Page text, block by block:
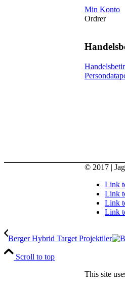
Min Konto
Ordrer
© 2017 |
Link
Link
Link
Link
Berger Hybrid Target Projektiler
Scroll to top
This site